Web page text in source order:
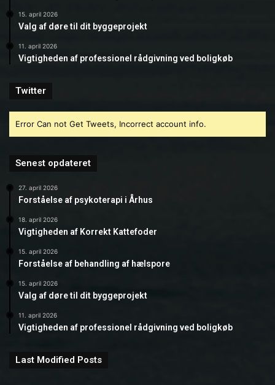
15. april 2026
Valg af døre til dit byggeprojekt
11. april 2026
Vigtigheden af professionel rådgivning ved boligkøb
Twitter
Error Can not Get Tweets, Incorrect account info.
Senest opdateret
27. april 2026
Forståelse af psykoterapi i Århus
18. april 2026
Vigtigheden af Korrekt Kattefoder
15. april 2026
Forståelse af behandling af hælspore
15. april 2026
Valg af døre til dit byggeprojekt
11. april 2026
Vigtigheden af professionel rådgivning ved boligkøb
Last Modified Posts